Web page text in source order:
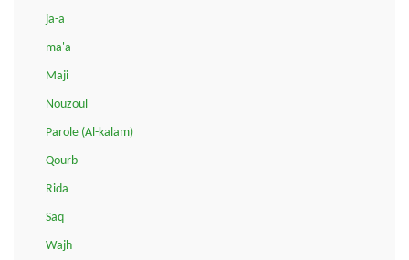
ja-a
ma'a
Maji
Nouzoul
Parole (Al-kalam)
Qourb
Rida
Saq
Wajh